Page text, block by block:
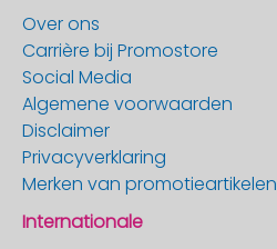
Over ons
Carrière bij Promostore
Social Media
Algemene voorwaarden
Disclaimer
Privacyverklaring
Merken van promotieartikelen
Internationale